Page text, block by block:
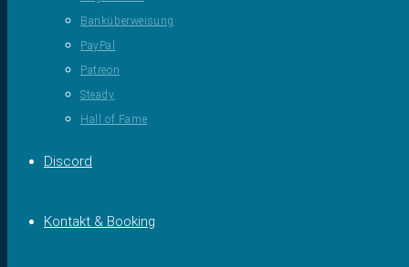
Banküberweisung
PayPal
Patreon
Steady
Hall of Fame
Discord
Kontakt & Booking